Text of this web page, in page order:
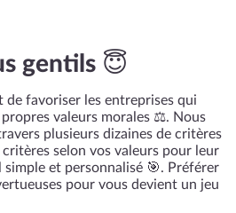
gentils 😇
de favoriser les entreprises qui
valeurs morales ⚖️. Nous
plusieurs dizaines de critères
selon vos valeurs pour leur
et personnalisé 🎯. Préférer
pour vous devient un jeu